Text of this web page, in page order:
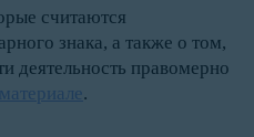
считаются
знака, а также о том,
деятельность правомерно
.